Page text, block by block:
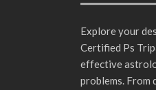
Explore your
Certified Ps
effective
problems.